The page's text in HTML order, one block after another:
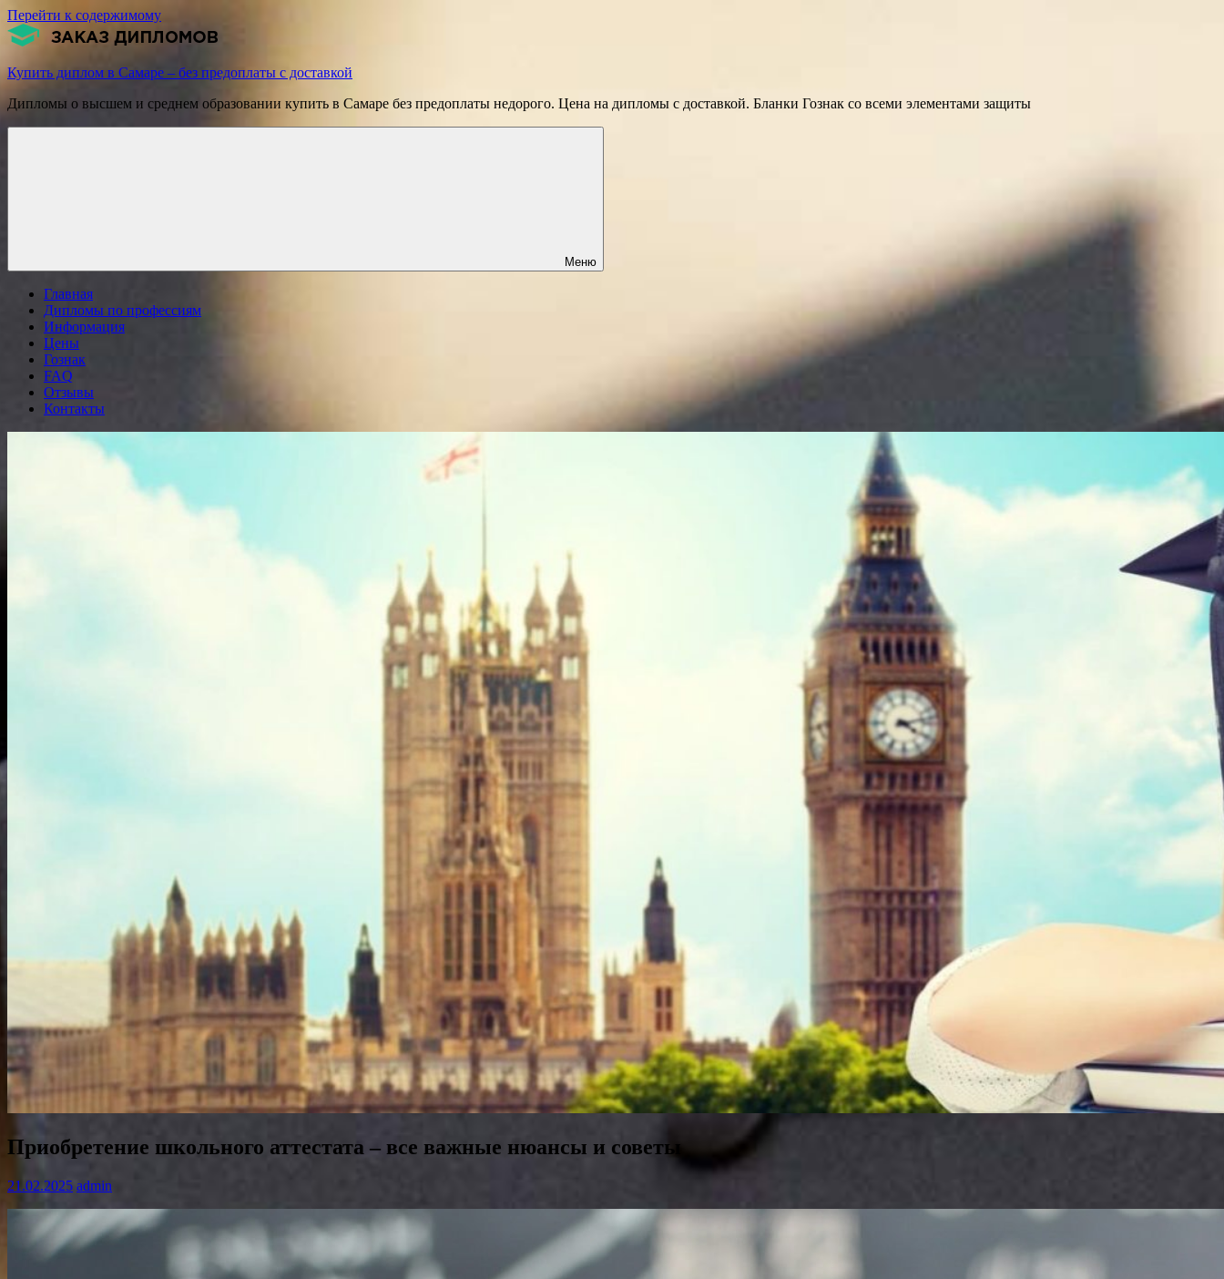
Перейти к содержимому
Купить диплом в Самаре – без предоплаты с доставкой
Дипломы о высшем и среднем образовании купить в Самаре без предоплаты недорого. Цена на дипломы с доставкой. Бланки Гознак со всеми элементами защиты
Меню
Главная
Дипломы по профессиям
Информация
Цены
Гознак
FAQ
Отзывы
Контакты
Приобретение школьного аттестата – все важные нюансы и советы
21.02.2025 admin